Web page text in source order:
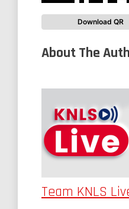
Download QR
About The
Team KNLS